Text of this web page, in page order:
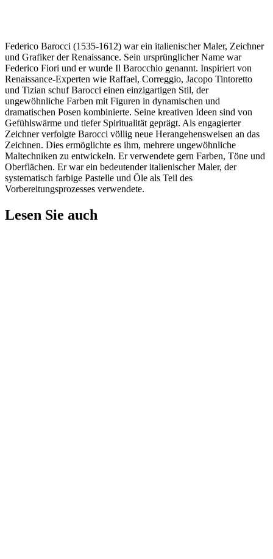
Federico Barocci (1535-1612) war ein italienischer Maler, Zeichner
und Grafiker der Renaissance. Sein ursprünglicher Name war
Federico Fiori und er wurde Il Barocchio genannt. Inspiriert von
Renaissance-Experten wie Raffael, Correggio, Jacopo Tintoretto
und Tizian schuf Barocci einen einzigartigen Stil, der
ungewöhnliche Farben mit Figuren in dynamischen und
dramatischen Posen kombinierte. Seine kreativen Ideen sind von
Gefühlswärme und tiefer Spiritualität geprägt. Als engagierter
Zeichner verfolgte Barocci völlig neue Herangehensweisen an das
Zeichnen. Dies ermöglichte es ihm, mehrere ungewöhnliche
Maltechniken zu entwickeln. Er verwendete gern Farben, Töne und
Oberflächen. Er war ein bedeutender italienischer Maler, der
systematisch farbige Pastelle und Öle als Teil des
Vorbereitungsprozesses verwendete.
Lesen Sie auch